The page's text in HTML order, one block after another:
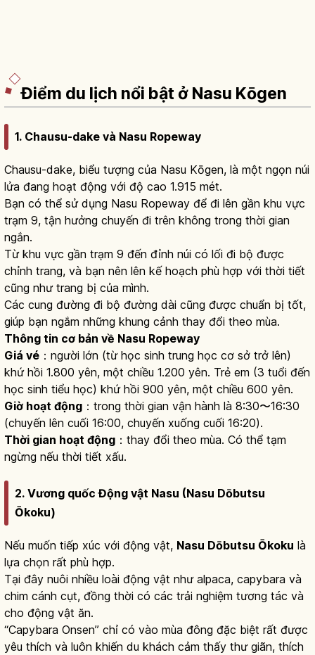
Điểm du lịch nổi bật ở Nasu Kōgen
1. Chausu-dake và Nasu Ropeway
Chausu-dake, biểu tượng của Nasu Kōgen, là một ngọn núi
lửa đang hoạt động với độ cao 1.915 mét.
Bạn có thể sử dụng Nasu Ropeway để đi lên gần khu vực
trạm 9, tận hưởng chuyến đi trên không trong thời gian
ngắn.
Từ khu vực gần trạm 9 đến đỉnh núi có lối đi bộ được
chỉnh trang, và bạn nên lên kế hoạch phù hợp với thời tiết
cũng như trang bị của mình.
Các cung đường đi bộ đường dài cũng được chuẩn bị tốt,
giúp bạn ngắm những khung cảnh thay đổi theo mùa.
Thông tin cơ bản về Nasu Ropeway
Giá vé ：người lớn (từ học sinh trung học cơ sở trở lên)
khứ hồi 1.800 yên, một chiều 1.200 yên. Trẻ em (3 tuổi đến
học sinh tiểu học) khứ hồi 900 yên, một chiều 600 yên.
Giờ hoạt động ：trong thời gian vận hành là 8:30〜16:30
(chuyến lên cuối 16:00, chuyến xuống cuối 16:20).
Thời gian hoạt động ：thay đổi theo mùa. Có thể tạm
ngừng nếu thời tiết xấu.
2. Vương quốc Động vật Nasu (Nasu Dōbutsu
Ōkoku)
Nếu muốn tiếp xúc với động vật, Nasu Dōbutsu Ōkoku là
lựa chọn rất phù hợp.
Tại đây nuôi nhiều loài động vật như alpaca, capybara và
chim cánh cụt, đồng thời có các trải nghiệm tương tác và
cho động vật ăn.
“Capybara Onsen” chỉ có vào mùa đông đặc biệt rất được
yêu thích và luôn khiến du khách cảm thấy thư giãn, thích